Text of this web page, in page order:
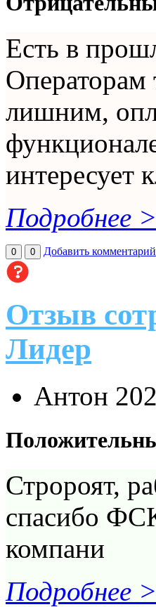
Есть в
Операторам
лишним,
интересует
Подробнее
0 0 Добавить комментарий
Отзыв
Лидер
Антон
Стророят,
спасибо
компани
Подробнее